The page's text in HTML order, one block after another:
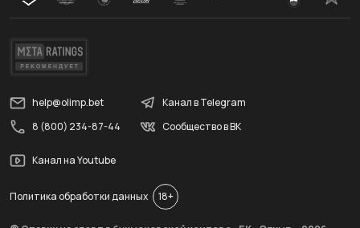
help@olimp.bet
8 (800) 234-87-44
Канал в Telegram
Сообщество в ВК
Канал на Youtube
Политика обработки данных 18+